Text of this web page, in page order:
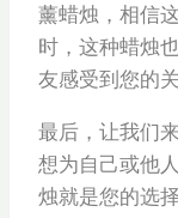
薰蜡烛，相信
时，这种蜡烛
友感受到您的
最后，让我们
想为自己或他
烛就是您的选